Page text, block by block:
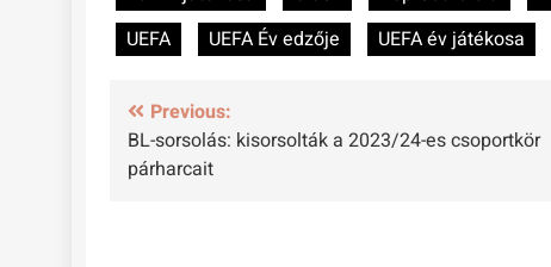
UEFA
UEFA Év edzője UEFA év játékosa
Bejegyzés
navigáció
Previous:
BL-sorsolás: kisorsolták a 2023/24-es csoportkör
párharcait